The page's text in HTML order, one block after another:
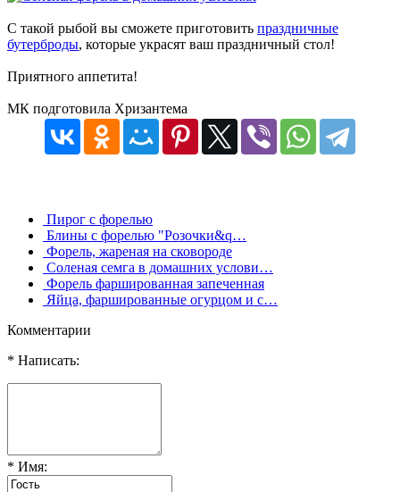
С такой рыбой вы сможете приготовить праздничные
бутерброды, которые украсят ваш праздничный стол!
Приятного аппетита!
МК подготовила Хризантема
Пирог с форелью
Блины с форелью "Розочки&q…
Форель, жареная на сковороде
Соленая семга в домашних услови…
Форель фаршированная запеченная
Яйца, фаршированные огурцом и с…
Комментарии
* Написать:
* Имя: